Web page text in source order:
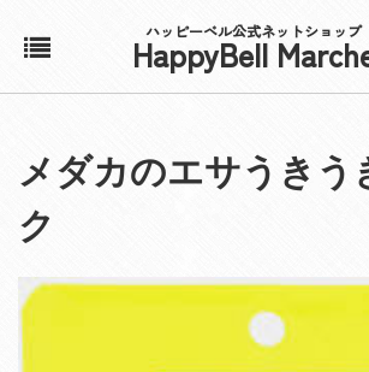
ハッピーベル公式ネットショップ
HappyBell
アカウント
カート
メダカのエサうきう
ク